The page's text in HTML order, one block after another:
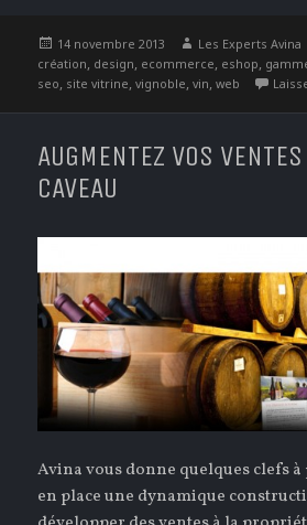
Publié
le
14 novembre 2013 Auteur
Les Experts Avina
création, design, ecommerce, eshop,
seo, site vitrine,vignoble,vin,web
AUGMENTEZ VOS
CAVEAU
Avina vous donne quelques clefs
en place une dynamique